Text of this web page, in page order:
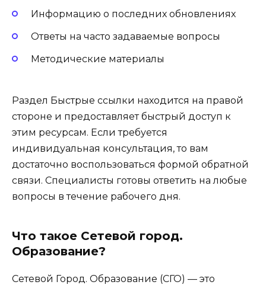
Информацию о последних обновлениях
Ответы на часто задаваемые вопросы
Методические материалы
Раздел Быстрые ссылки находится на правой
стороне и предоставляет быстрый доступ к
этим ресурсам. Если требуется
индивидуальная консультация, то вам
достаточно воспользоваться формой обратной
связи. Специалисты готовы ответить на любые
вопросы в течение рабочего дня.
Что такое Сетевой город.
Образование?
Сетевой Город. Образование (СГО) — это